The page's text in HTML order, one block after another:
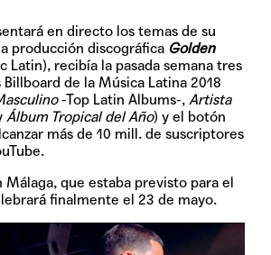
en directo los temas de su
producción discográfica Golden
Latin), recibía la pasada semana tres
de la Música Latina 2018
-Top Latin Albums-,Artista
Álbum Tropical del Año) y el botón
más de 10 mill. de suscriptores
que estaba previsto para el
finalmente el 23 de mayo.